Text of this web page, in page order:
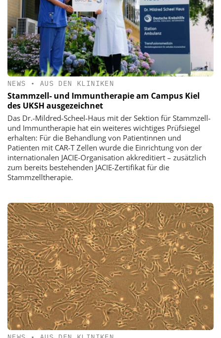
NEWS • AUS DEN KLINIKEN
Stammzell- und Immuntherapie am Campus Kiel
des UKSH ausgezeichnet
Das Dr.-Mildred-Scheel-Haus mit der Sektion für Stammzell-
und Immuntherapie hat ein weiteres wichtiges Prüfsiegel
erhalten: Für die Behandlung von Patientinnen und
Patienten mit CAR-T Zellen wurde die Einrichtung von der
internationalen JACIE-Organisation akkreditiert – zusätzlich
zum bereits bestehenden JACIE-Zertifikat für die
Stammzelltherapie.